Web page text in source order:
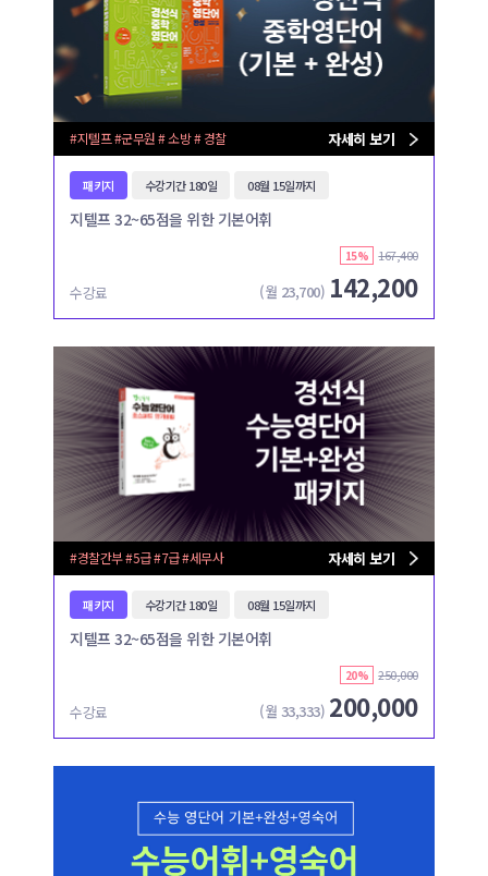
#지텔프 #군무원 # 소방 # 경찰 자세히 보기
패키지 수강기간 180일 08월 15일까지
지텔프 32~65점을 위한 기본어휘
15% 167,400
수강료 (월 23,700) 142,200
#경찰간부 #5급 #7급 #세무사 자세히 보기
패키지 수강기간 180일 08월 15일까지
지텔프 32~65점을 위한 기본어휘
20% 250,000
수강료 (월 33,333) 200,000